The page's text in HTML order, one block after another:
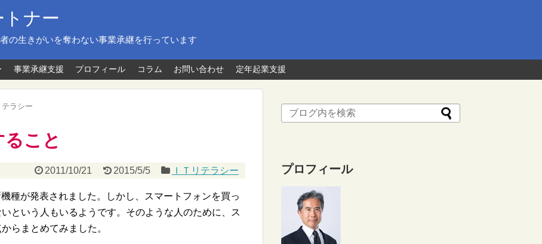
ナー
の生きがいを奪わない事業承継を行っています
事業承継支援 プロフィール コラム お問い合わせ 定年起業支援
テラシー
こと
2011/10/21 2015/5/5 ＩＴリテラシー
種が発表されました。しかし、スマートフォンを買っ
という人もいるようです。そのような人のために、ス
らまとめてみました。
プロフィール